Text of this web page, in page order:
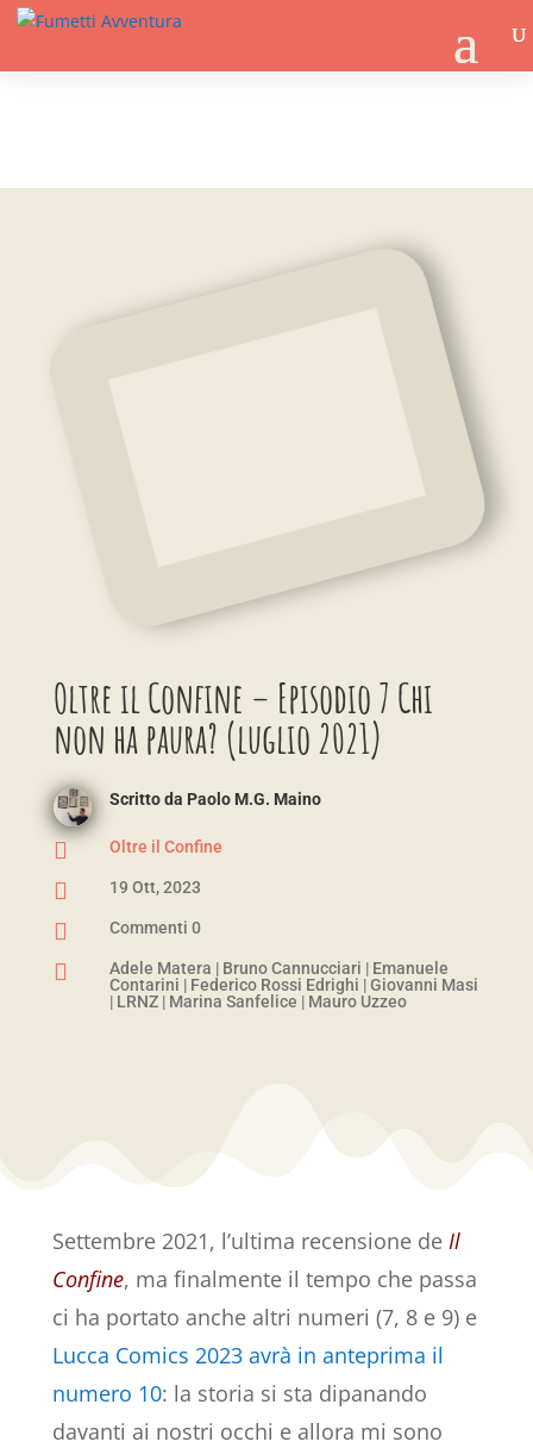
Oltre il Confine – Episodio 7 Chi
non ha paura? (luglio 2021)
Scritto da Paolo M.G. Maino
 Oltre il Confine
 19 Ott, 2023
 Commenti 0
 Adele Matera | Bruno Cannucciari | Emanuele
Contarini | Federico Rossi Edrighi |Giovanni Masi
| LRNZ| Marina Sanfelice | Mauro Uzzeo
Settembre 2021, l’ultima recensione de Il
Confine, ma finalmente il tempo che passa
ci ha portato anche altri numeri (7, 8 e 9) e
Lucca Comics 2023 avrà in anteprima il
numero 10: la storia si sta dipanando
davanti ai nostri occhi e allora mi sono